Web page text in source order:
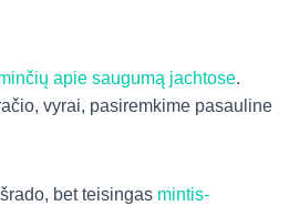
apie saugumą jachtose.
vyrai, pasiremkime pasauline
bet teisingas mintis-